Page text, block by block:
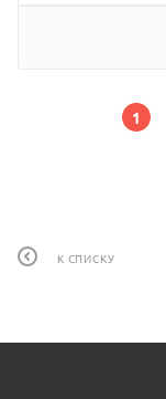
1
К СПИСКУ